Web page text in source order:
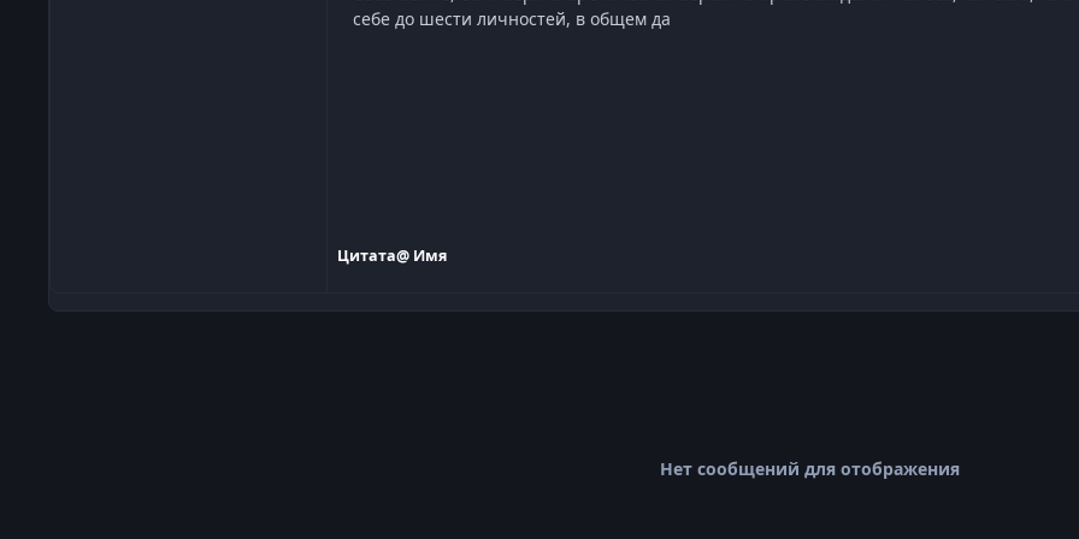
себе до шести личностей, в общем да
Цитата@ Имя
Нет сообщений для отображения